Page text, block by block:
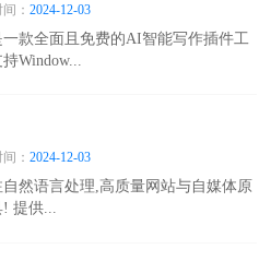
间：2024-12-03
款全面且免费的AI智能写作插件工
Window...
间：2024-12-03
然语言处理,高质量网站与自媒体原
! 提供...